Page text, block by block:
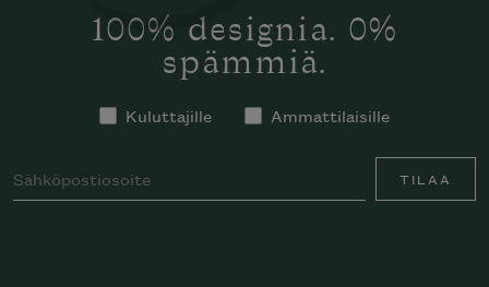
100% designia. 0%
spämmiä.
Kuluttajille Ammattilaisille
TILAA